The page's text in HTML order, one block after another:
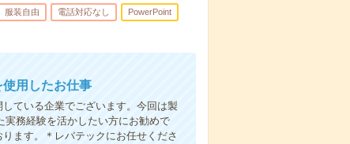
服装自由 電話対応なし PowerPoint
用したお仕事
ている企業でございます。今回は製
務経験を活かしたい方にお勧めで
ます。＊レバテックにお任せくださ